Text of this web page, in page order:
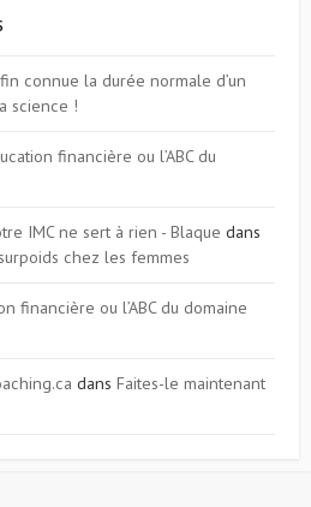
connue la durée normale d’un
science !
financière ou l’ABC du
IMC ne sert à rien - Blaque dans
chez les femmes
financière ou l’ABC du domaine
dans Faites-le maintenant